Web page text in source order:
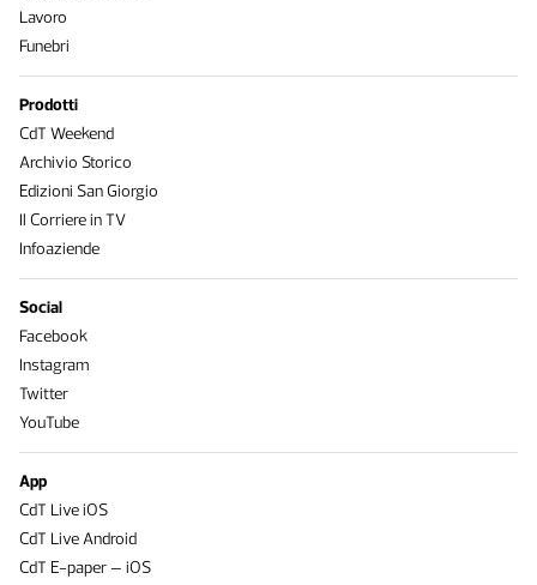
Lavoro
Funebri
Prodotti
CdT Weekend
Archivio Storico
Edizioni San Giorgio
Il Corriere in TV
Infoaziende
Social
Facebook
Instagram
Twitter
YouTube
App
CdT Live iOS
CdT Live Android
CdT E-paper – iOS